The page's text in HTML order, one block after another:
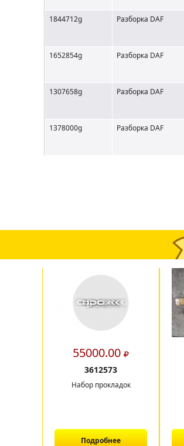
1844712g Разборка DAF
1652854g Разборка DAF
1307658g Разборка DAF
1378000g Разборка DAF
55000.00
3612573
Набор прокладок
Подробнее